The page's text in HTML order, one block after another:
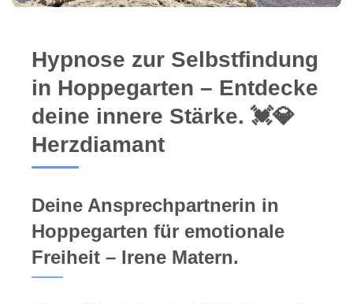
Hypnose zur Selbstfindung
in Hoppegarten – Entdecke
deine innere Stärke. 💓️💎
Herzdiamant
Deine Ansprechpartnerin in
Hoppegarten für emotionale
Freiheit – Irene Matern.